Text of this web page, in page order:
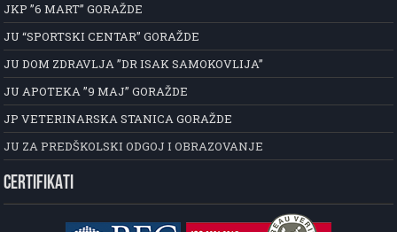
JKP ”6 MART” GORAŽDE
JU “SPORTSKI CENTAR” GORAŽDE
JU DOM ZDRAVLJA ”DR ISAK SAMOKOVLIJA”
JU APOTEKA ”9 MAJ” GORAŽDE
JP VETERINARSKA STANICA GORAŽDE
JU ZA PREDŠKOLSKI ODGOJ I OBRAZOVANJE
CERTIFIKATI